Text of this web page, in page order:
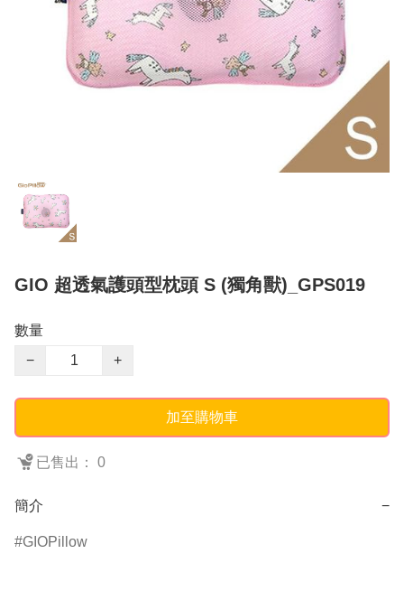
GIO 超透氣護頭型枕頭 S (獨角獸)_GPS019
數量
−
+
加至購物車
已售出： 0
簡介 −
GIOPillow